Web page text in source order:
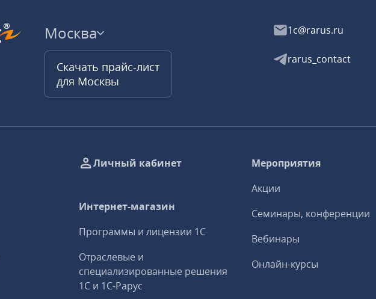
Москва
Скачать прайс-лист
для Москвы
1c@rarus.ru
rarus_contact
Личный кабинет
Интернет-магазин
Программы и лицензии 1С
Отраслевые и
специализированные решения
1С и 1С‑Рарус
Мероприятия
Акции
Семинары, конференции
Вебинары
Онлайн-курсы